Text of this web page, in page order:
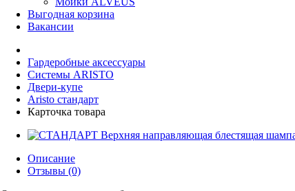
Выгодная корзина
Вакансии
Гардеробные аксессуары
Системы ARISTO
Двери-купе
Aristo стандарт
Карточка товара
Описание
Отзывы (0)